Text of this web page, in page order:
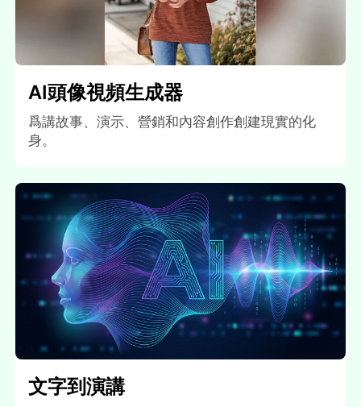
AI頭像視頻生成器
爲講故事、演示、營銷和內容創作創建現實的化
身。
文字到演講